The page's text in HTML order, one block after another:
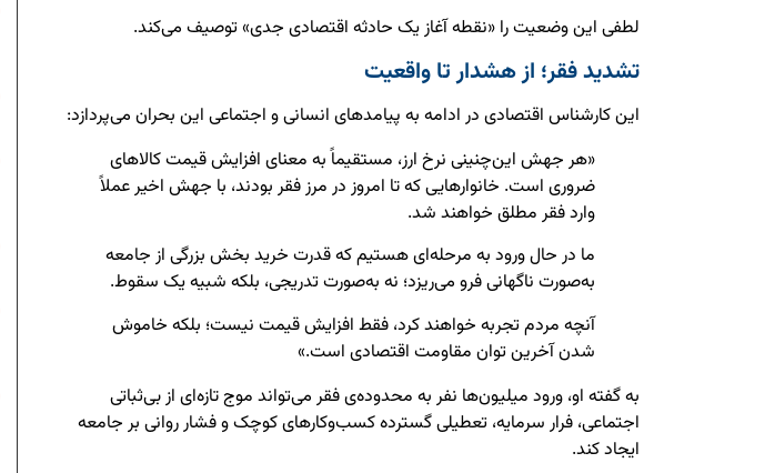
لطفی این وضعیت را «نقطه آغاز یک حادثه اقتصادی جدی» توصیف می‌کند.
تشدید فقر؛ از هشدار تا واقعیت
این کارشناس اقتصادی در ادامه به پیامدهای انسانی و اجتماعی این بحران می‌پردازد:
«هر جهش این‌چنینی نرخ ارز، مستقیماً به معنای افزایش قیمت کالاهای
ضروری است. خانوارهایی که تا امروز در مرز فقر بودند، با جهش اخیر عملاً
وارد فقر مطلق خواهند شد.
ما در حال ورود به مرحله‌ای هستیم که قدرت خرید بخش بزرگی از جامعه
به‌صورت ناگهانی فرو می‌ریزد؛ نه به‌صورت تدریجی، بلکه شبیه یک سقوط.
آنچه مردم تجربه خواهند کرد، فقط افزایش قیمت نیست؛ بلکه خاموش
شدن آخرین توان مقاومت اقتصادی است.»
به گفته او، ورود میلیون‌ها نفر به محدوده‌ی فقر می‌تواند موج تازه‌ای از بی‌ثباتی
اجتماعی، فرار سرمایه، تعطیلی گسترده کسب‌وکارهای کوچک و فشار روانی بر جامعه
ایجاد کند.